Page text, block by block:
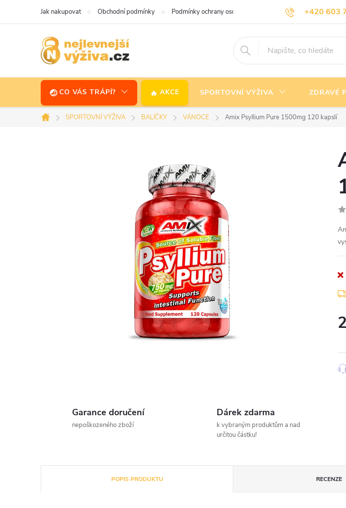
+420 603
Jak nakupovat Obchodní podmínky Podmínky ochrany osobních údajů Doprava a platba
CO VÁS TRÁPÍ? AKCE SPORTOVNÍ VÝŽIVA ZDRAVÉ
Domů
SPORTOVNÍ VÝŽIVA BALÍČKY VÁNOCE Amix Psyllium Pure 1500mg 120 kapslí
Garance doručení
nepoškozeného zboží
Dárek zdarma
k vybraným produktům a nad
určitou částku!
POPIS PRODUKTU RECENZE